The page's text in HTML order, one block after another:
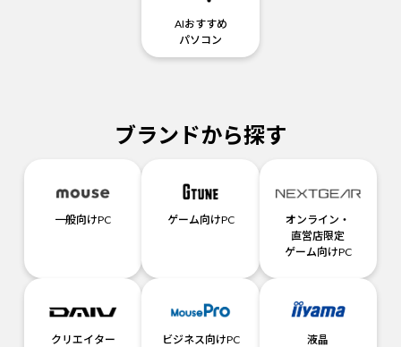
AIおすすめ
パソコン
ブランドから探す
一般向けPC ゲーム向けPC
オンライン・
直営店限定
ゲーム向けPC
クリエイター
ビジネス向けPC
液晶